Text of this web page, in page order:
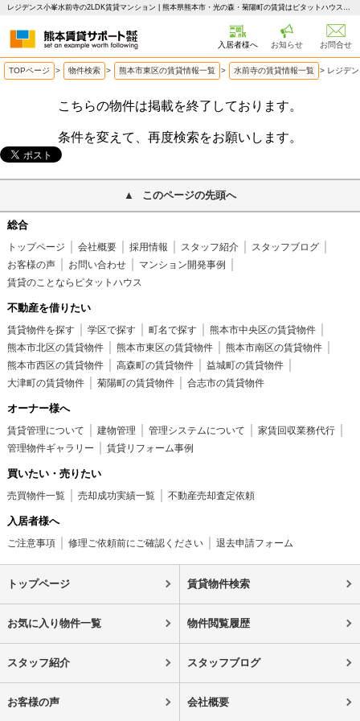
レジデンス小峯水前寺の2LDK賃貸マンション | 熊本県熊本市・光の森・菊陽町の賃貸はピタットハウス 熊本賃貸サポート
入居者様へ お知らせ お問合せ
TOPページ > 物件検索 > 熊本市東区の賃貸情報一覧 > 水前寺の賃貸情報一覧 > レジデ
こちらの物件は掲載を終了しております。
条件を変えて、再度検索をお願いします。
このページの先頭へ
総合
トップページ 会社概要 採用情報 スタッフ紹介
スタッフブログ
お客様の声
お問い合わせ
マンション開発事例
賃貸のことならピタットハウス
不動産を借りたい
賃貸物件を探す 学区で探す 町名で探す
熊本市中央区の賃貸物件
熊本市北区の賃貸物件
熊本市東区の賃貸物件
熊本市南区の賃貸物件
熊本市西区の賃貸物件
高森町の賃貸物件
益城町の賃貸物件
大津町の賃貸物件
菊陽町の賃貸物件 合志市の賃貸物件
オーナー様へ
賃貸管理について 建物管理 管理システムについて
家賃回収業務代行
管理物件ギャラリー
賃貸リフォーム事例
買いたい・売りたい
売買物件一覧 売却成功実績一覧 不動産売却査定依頼
入居者様へ
ご注意事項 修理ご依頼前にご確認ください 退去申請フォーム
トップページ 賃貸物件検索
お気に入り物件一覧 物件閲覧履歴
スタッフ紹介 スタッフブログ
お客様の声 会社概要